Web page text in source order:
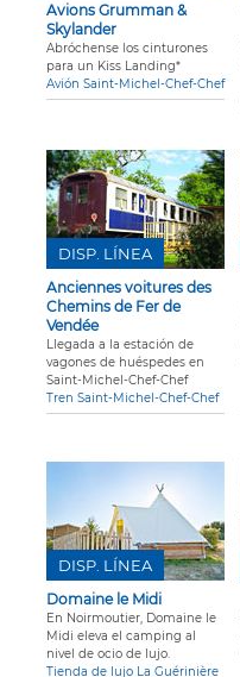
Avions Grumman &
Skylander
Abróchense los cinturones
para un Kiss Landing*
Avión Saint-Michel-Chef-Chef
Anciennes voitures des
Chemins de Fer de
Vendée
Llegada a la estación de
vagones de huéspedes en
Saint-Michel-Chef-Chef
Tren Saint-Michel-Chef-Chef
DISP. LÍNEA
Domaine le Midi
En Noirmoutier, Domaine le
Midi eleva el camping al
nivel de ocio de lujo.
Tienda de lujo La Guérinière
DISP. LÍNEA